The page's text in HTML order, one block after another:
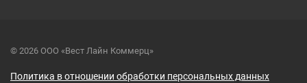
© 2026 ООО «Вест Лайн Коммерц»
Политика в отношении обработки персональных данных